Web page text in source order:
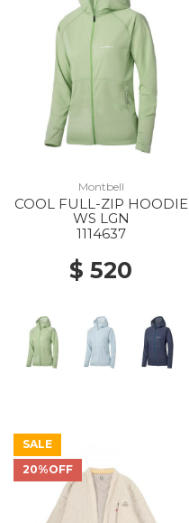
Montbell
COOL FULL-ZIP HOODIE
WS LGN
1114637
$ 520
SALE
20%OFF